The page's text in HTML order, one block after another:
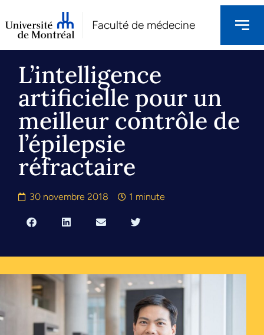
Faculté de médecine
L’intelligence
artificielle pour un
meilleur contrôle de
l’épilepsie
réfractaire
30 novembre 2018 1 minute